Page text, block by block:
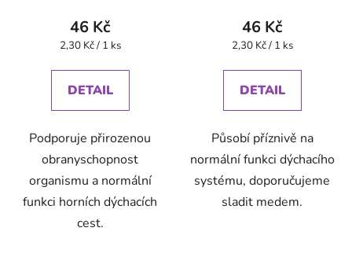
46 Kč
Měrná
2,30 Kč / 1 ks
DETAIL
Podporuje přirozenou
obranyschopnost
organismu a normální
funkci horních dýchacích
cest.
46 Kč
Měrná
2,30 Kč / 1 ks
DETAIL
Působí příznivě na
normální funkci dýchacího
systému, doporučujeme
sladit medem.